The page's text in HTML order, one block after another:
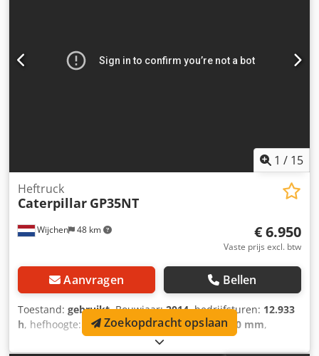
1 / 15
Wijchen 48 km
Heftruck
Caterpillar GP35NT
€ 6.950
Vaste prijs excl. btw
Aanvragen Bellen
Toestand: gebruikt, Bouwjaar:2014, bedrijfsturen: 12.933
h, hefhoogte: 4.990 mm, vrije hefhoogte:1.790 mm,
brandstoftype:gas, masttype:triplex, vorklengte:
Zoekopdracht opslaan